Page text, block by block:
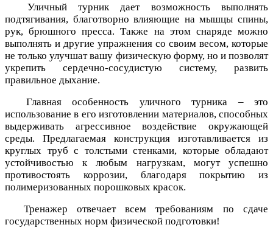
Уличный турник дает возможность выполнять
подтягивания, благотворно влияющие на мышцы спины,
рук, брюшного пресса. Также на этом снаряде можно
выполнять и другие упражнения со своим весом, которые
не только улучшат вашу физическую форму, но и позволят
укрепить сердечно-сосудистую систему, развить
правильное дыхание.
Главная особенность уличного турника – это
использование в его изготовлении материалов, способных
выдерживать агрессивное воздействие окружающей
среды. Предлагаемая конструкция изготавливается из
круглых труб с толстыми стенками, которые обладают
устойчивостью к любым нагрузкам, могут успешно
противостоять коррозии, благодаря покрытию из
полимеризованных порошковых красок.
Тренажер отвечает всем требованиям по сдаче
государственных норм физической подготовки!